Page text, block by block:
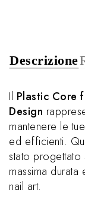
Descrizione
Il Plastic Core
Design
mantenere le tue
ed efficienti.
stato
massima
nail art.